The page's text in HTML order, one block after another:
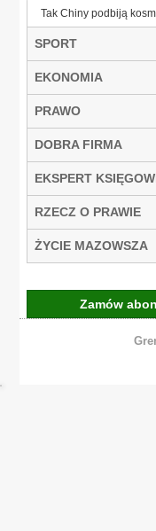
Tak Chiny podbiją
SPORT
EKONOMIA
PRAWO
DOBRA FIRMA
EKSPERT
RZECZ O PRAWIE
ŻYCIE MAZOWSZA
Zamów